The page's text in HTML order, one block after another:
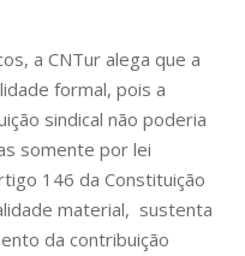
a CNTur alega que a
formal, pois a
sindical não poderia
somente por lei
146 da Constituição
material, sustenta
da contribuição